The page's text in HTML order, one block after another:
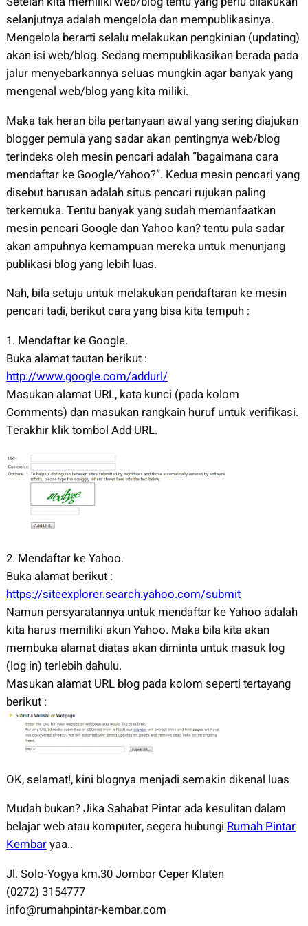
selanjutnya adalah mengelola dan mempublikasinya.
Mengelola berarti selalu melakukan pengkinian (updating)
akan isi web/blog. Sedang mempublikasikan berada pada
jalur menyebarkannya seluas mungkin agar banyak yang
mengenal web/blog yang kita miliki.
Maka tak heran bila pertanyaan awal yang sering diajukan
blogger pemula yang sadar akan pentingnya web/blog
terindeks oleh mesin pencari adalah “bagaimana cara
mendaftar ke Google/Yahoo?”. Kedua mesin pencari yang
disebut barusan adalah situs pencari rujukan paling
terkemuka. Tentu banyak yang sudah memanfaatkan
mesin pencari Google dan Yahoo kan? tentu pula sadar
akan ampuhnya kemampuan mereka untuk menunjang
publikasi blog yang lebih luas.
Nah, bila setuju untuk melakukan pendaftaran ke mesin
pencari tadi, berikut cara yang bisa kita tempuh :
1. Mendaftar ke Google.
Buka alamat tautan berikut :
http://www.google.com/addurl/
Masukan alamat URL, kata kunci (pada kolom
Comments) dan masukan rangkain huruf untuk verifikasi.
Terakhir klik tombol Add URL.
2. Mendaftar ke Yahoo.
Buka alamat berikut :
https://siteexplorer.search.yahoo.com/submit
Namun persyaratannya untuk mendaftar ke Yahoo adalah
kita harus memiliki akun Yahoo. Maka bila kita akan
membuka alamat diatas akan diminta untuk masuk log
(log in) terlebih dahulu.
Masukan alamat URL blog pada kolom seperti tertayang
berikut :
OK, selamat!, kini blognya menjadi semakin dikenal luas
Mudah bukan? Jika Sahabat Pintar ada kesulitan dalam
belajar web atau komputer, segera hubungi Rumah Pintar
Kembaryaa..
Jl. Solo-Yogya km.30 Jombor Ceper Klaten
(0272) 3154777
info@rumahpintar-kembar.com